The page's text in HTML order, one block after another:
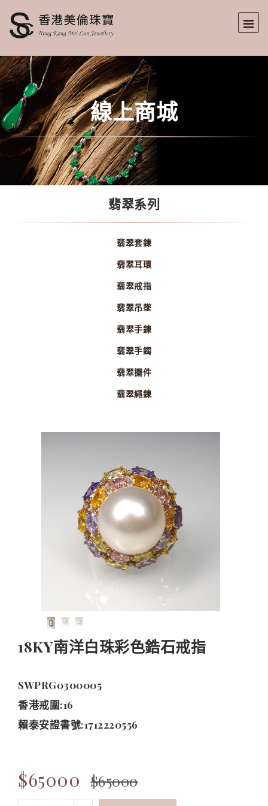
線上商城
翡翠系列
翡翠套鍊
翡翠耳環
翡翠戒指
翡翠吊墜
翡翠手鍊
翡翠手鐲
翡翠擺件
翡翠繩鍊
18KY南洋白珠彩色鋯石戒指
SWPRG0300005
香港戒圍:16
賴泰安證書號:1712220556
$65000 $65000